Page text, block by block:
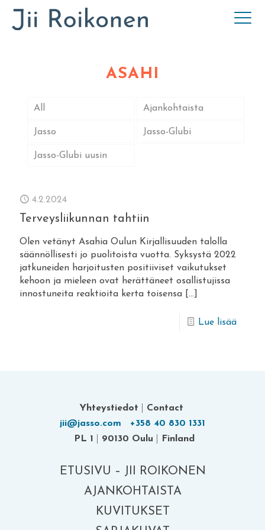
ASAHI
All Ajankohtaista
Jasso Jasso-Glubi
Jasso-Glubi uusin
4.2.2024
Terveysliikunnan tahtiin
Olen vetänyt Asahia Oulun Kirjallisuuden talolla
säännöllisesti jo puolitoista vuotta. Syksystä 2022
jatkuneiden harjoitusten positiiviset vaikutukset
kehoon ja mieleen ovat herättäneet osallistujissa
innostuneita reaktioita kerta toisensa […]
Lue lisää-
Yhteystiedot
Contact
jii@jasso.com
+358 40 830 1331
PL 1
90130 Oulu Finland
ETUSIVU – JII ROIKONEN
AJANKOHTAISTA
KUVITUKSET